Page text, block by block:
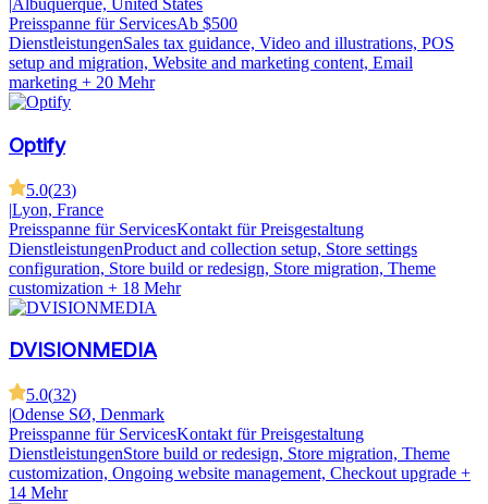
|Albuquerque, United States
Preisspanne für ServicesAb $500
DienstleistungenSales tax guidance, Video and illustrations, POS
setup and migration, Website and marketing content, Email
marketing + 20 Mehr
Optify
5.0(23)
|Lyon, France
Preisspanne für ServicesKontakt für Preisgestaltung
DienstleistungenProduct and collection setup, Store settings
configuration, Store build or redesign, Store migration, Theme
customization + 18 Mehr
DVISIONMEDIA
5.0(32)
|Odense SØ, Denmark
Preisspanne für ServicesKontakt für Preisgestaltung
DienstleistungenStore build or redesign, Store migration, Theme
customization, Ongoing website management, Checkout upgrade +
14 Mehr